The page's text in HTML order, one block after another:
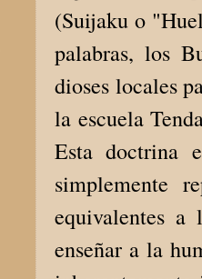
(Suijaku o
palabras, los
dioses locales
la escuela
Esta doctrina
simplemente
equivalentes a
enseñar a la